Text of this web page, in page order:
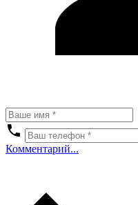
Комментарий...